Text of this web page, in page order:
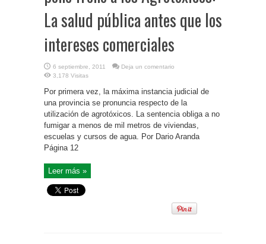
La salud pública antes que los
intereses comerciales
6 septiembre, 2011
Deja un comentario
3,178 Visitas
Por primera vez, la máxima instancia judicial de
una provincia se pronuncia respecto de la
utilización de agrotóxicos. La sentencia obliga a no
fumigar a menos de mil metros de viviendas,
escuelas y cursos de agua. Por Dario Aranda
Página 12
Leer más »